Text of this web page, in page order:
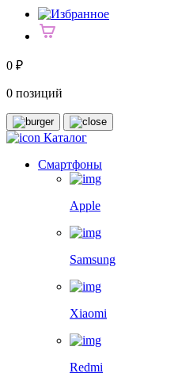
0 ₽
0 позиций
Каталог
Смартфоны
Apple
Samsung
Xiaomi
Redmi